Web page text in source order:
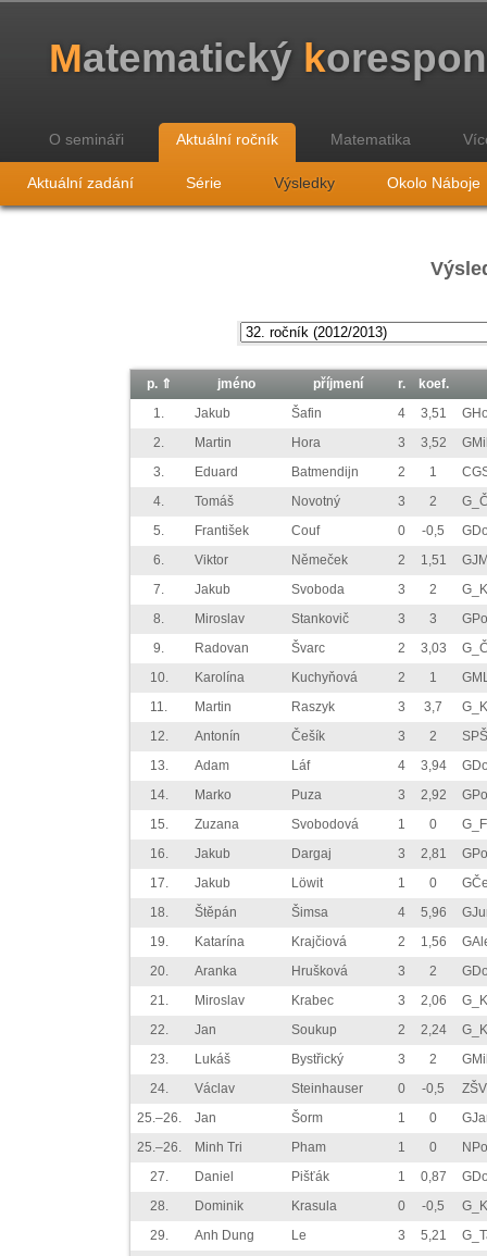
Matematický k
O semináři Aktuální ročník Matematika
Aktuální zadání Série Výsledky Okolo Náboje
p.⇑ jméno příjmení r.
koef.
1.
Jakub Šafin 4 3,51
2.
Martin Hora 3 3,52
3.
Eduard Batmendijn 2 1
4.
Tomáš Novotný 3 2
5.
František Couf 0 -0,5
6.
Viktor Němeček 2 1,51
7.
Jakub Svoboda 3 2
8.
Miroslav Stankovič 3 3
9.
Radovan Švarc 2 3,03
10.
Karolína Kuchyňová 2 1
11.
Martin Raszyk 3 3,7
12.
Antonín Češík 3 2
13.
Adam Láf 4 3,94
14.
Marko Puza 3 2,92
15.
Zuzana Svobodová 1 0
16.
Jakub Dargaj 3 2,81
17.
Jakub Löwit 1 0
18.
Štěpán Šimsa 4 5,96
19.
Katarína Krajčiová 2 1,56
20.
Aranka Hrušková 3 2
21.
Miroslav Krabec 3 2,06
22.
Jan Soukup 2 2,24
23.
Lukáš Bystřický 3 2
24.
Václav Steinhauser 0 -0,5
25.–26.
Jan Šorm 1 0
25.–26.
Minh Tri Pham 1 0
27.
Daniel Pišťák 1 0,87
28.
Dominik Krasula 0 -0,5
29.
Anh Dung Le 3 5,21